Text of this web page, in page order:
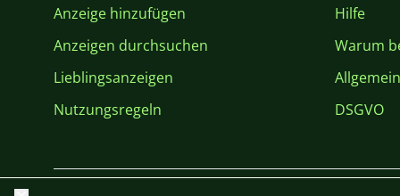
Anzeige hinzufügen
Anzeigen durchsuchen
Lieblingsanzeigen
Nutzungsregeln
Hilfe
Warum
DSGVO